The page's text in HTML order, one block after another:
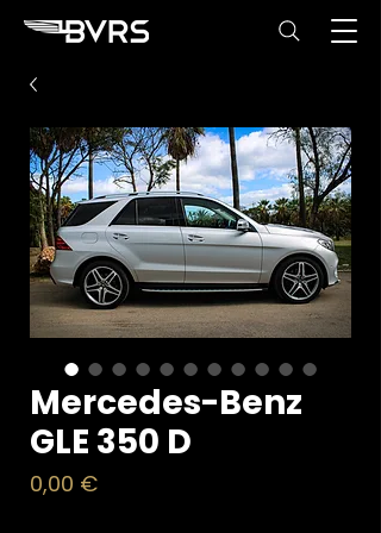
Mercedes-Benz
GLE 350 D
0,00 €Price